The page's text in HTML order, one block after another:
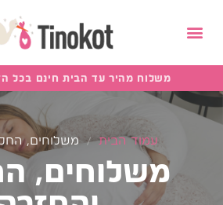
משלוח מהיר עד הבית חינם בכל
עמוד הבית / משלוחים,
משלוחים,